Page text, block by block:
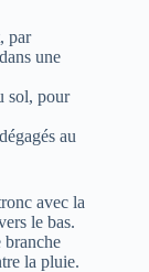
par
une
sol, pour
au
avec la
le bas.
branche
la pluie.